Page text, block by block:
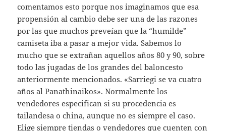
comentamos esto porque nos imaginamos que esa
propensión al cambio debe ser una de las razones
por las que muchos preveían que la “humilde”
camiseta iba a pasar a mejor vida. Sabemos lo
mucho que se extrañan aquellos años 80 y 90, sobre
todo las jugadas de los grandes del baloncesto
anteriormente mencionados. «Sarriegi se va cuatro
años al Panathinaikos». Normalmente los
vendedores especifican si su procedencia es
tailandesa o china, aunque no es siempre el caso.
Elige siempre tiendas o vendedores que cuenten con